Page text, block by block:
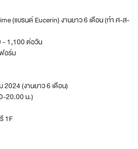
(แบรนด์ Eucerin) งานยาว 6 เดือน (ทำ ศ-ส-
- 1,100 ต่อวัน
อร์ม
2024 (งานยาว 6 เดือน)
20.00 น.)
1F